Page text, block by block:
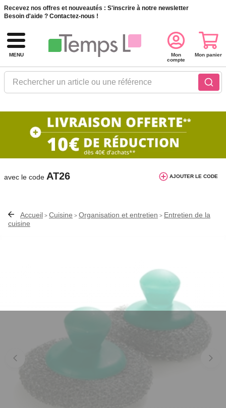
Recevez nos offres et nouveautés : S'inscrire à notre newsletter
Besoin d'aide ? Contactez-nous !
MENU
Rechercher un article ou une référence
Mon
compte
Mon panier
10€ de réduction dès 40€ d'achat. Offre
valable du 03/08/2026 au 12/08/2026.
avec le code AT26 AJOUTER LE CODE
Accueil > Cuisine > Organisation et entretien > Entretien de la
cuisine